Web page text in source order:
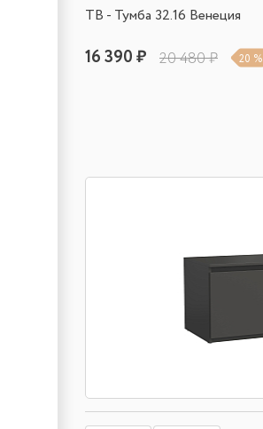
ТВ - Тумба 32.16 Венеция
16 390 ₽ 20 480 ₽ 20 %